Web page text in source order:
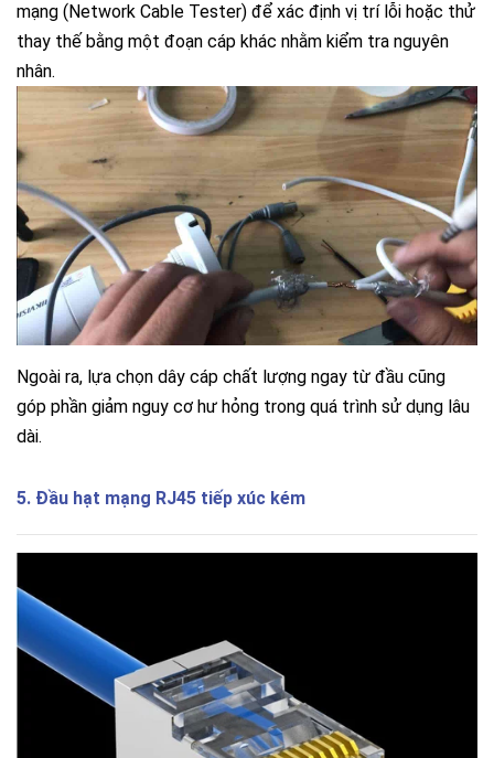
mạng (Network Cable Tester) để xác định vị trí lỗi hoặc thử
thay thế bằng một đoạn cáp khác nhằm kiểm tra nguyên
nhân.
Ngoài ra, lựa chọn dây cáp chất lượng ngay từ đầu cũng
góp phần giảm nguy cơ hư hỏng trong quá trình sử dụng lâu
dài.
5. Đầu hạt mạng RJ45 tiếp xúc kém